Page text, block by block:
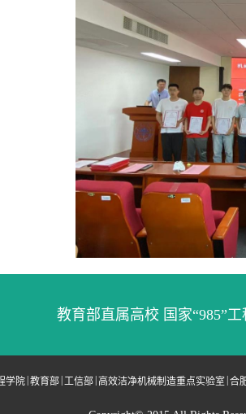
教育部直属高校 国家“985”
学院 |教育部 | 工信部 |高效洁净机械制造重点实验室 |合